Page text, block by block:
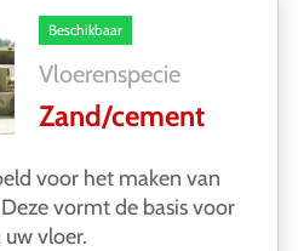
Beschikbaar
Vloerenspecie
Zand/cement
voor het maken van
vormt de basis voor
vloer.